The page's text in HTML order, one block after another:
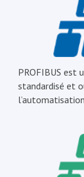
PROFIBUS est
standardisé et